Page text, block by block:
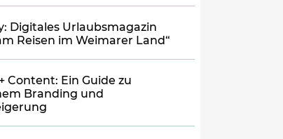
Digitales Urlaubsmagazin
Reisen im Weimarer Land“
Content: Ein Guide zu
Branding und